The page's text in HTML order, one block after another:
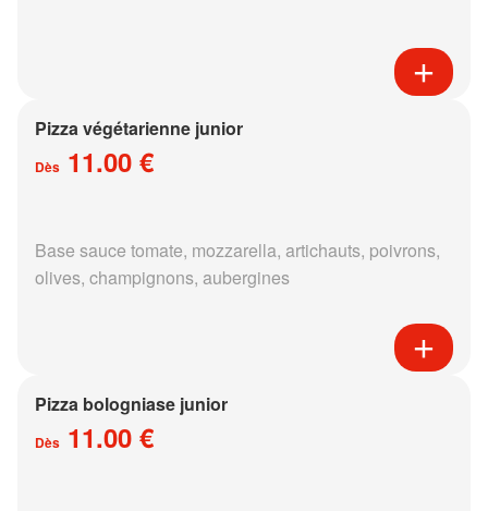
Pizza végétarienne junior
Dès 11.00 €
Base sauce tomate, mozzarella, artichauts, poivrons,
olives, champignons, aubergines
Pizza bologniase junior
Dès 11.00 €